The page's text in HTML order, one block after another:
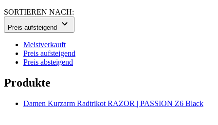
SORTIEREN NACH:
Preis aufsteigend
Meistverkauft
Preis aufsteigend
Preis absteigend
Produkte
Damen Kurzarm Radtrikot RAZOR | PASSION Z6 Black